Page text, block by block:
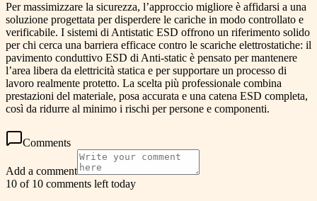
Per massimizzare la sicurezza, l’approccio migliore è affidarsi a una
soluzione progettata per disperdere le cariche in modo controllato e
verificabile. I sistemi di Antistatic ESD offrono un riferimento solido
per chi cerca una barriera efficace contro le scariche elettrostatiche: il
pavimento conduttivo ESD di Anti-static è pensato per mantenere
l’area libera da elettricità statica e per supportare un processo di
lavoro realmente protetto. La scelta più professionale combina
prestazioni del materiale, posa accurata e una catena ESD completa,
così da ridurre al minimo i rischi per persone e componenti.
Comments
Add a comment
10 of 10 comments left today